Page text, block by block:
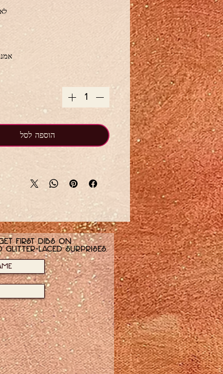
גודל הדפסה מתכת 11 על 14 אינץ'
נוף גן
הוספה לסל
first dibs on
glitter-laced surprises.